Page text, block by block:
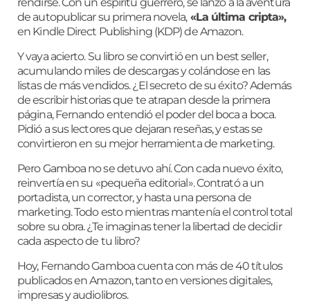
de autopublicar su primera novela,«La última cripta»,
en Kindle Direct Publishing (KDP) de Amazon.
Y vaya acierto. Su libro se convirtió en un best seller,
acumulando miles de descargas y colándose en las
listas de más vendidos. ¿El secreto de su éxito? Además
de escribir historias que te atrapan desde la primera
página, Fernando entendió el poder del boca a boca.
Pidió a sus lectores que dejaran reseñas, y estas se
convirtieron en su mejor herramienta de marketing.
Pero Gamboa no se detuvo ahí. Con cada nuevo éxito,
reinvertía en su «pequeña editorial». Contrató a un
portadista, un corrector, y hasta una persona de
marketing. Todo esto mientras mantenía el control total
sobre su obra. ¿Te imaginas tener la libertad de decidir
cada aspecto de tu libro?
Hoy, Fernando Gamboa cuenta con más de 40 títulos
publicados en Amazon, tanto en versiones digitales,
impresas y audiolibros.